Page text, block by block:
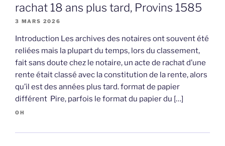
rachat 18 ans plus tard, Provins 1585
3 MARS 2026
Introduction Les archives des notaires ont souvent été
reliées mais la plupart du temps, lors du classement,
fait sans doute chez le notaire, un acte de rachat d’une
rente était classé avec la constitution de la rente, alors
qu’il est des années plus tard. format de papier
différent Pire, parfois le format du papier du […]
OH